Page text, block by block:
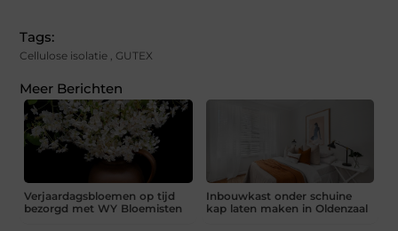
Tags:
Cellulose isolatie GUTEX
Meer Berichten
Verjaardagsbloemen op tijd
bezorgd met WY Bloemisten
Inbouwkast onder schuine
kap laten maken in Oldenzaal